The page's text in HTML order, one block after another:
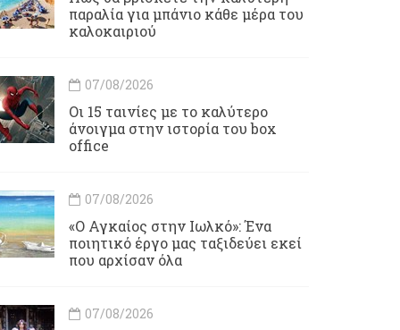
παραλία για μπάνιο κάθε μέρα του
καλοκαιριού
07/08/2026
Οι 15 ταινίες με το καλύτερο
άνοιγμα στην ιστορία του box
office
07/08/2026
«Ο Αγκαίος στην Ιωλκό»: Ένα
ποιητικό έργο μας ταξιδεύει εκεί
που αρχίσαν όλα
07/08/2026